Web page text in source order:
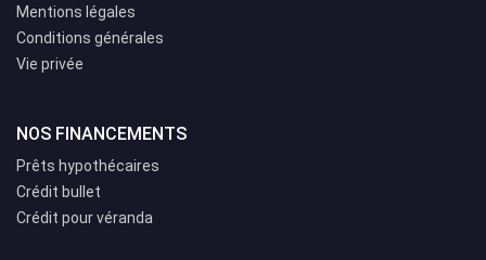
Mentions légales
Conditions générales
Vie privée
NOS FINANCEMENTS
Prêts hypothécaires
Crédit bullet
Crédit pour véranda